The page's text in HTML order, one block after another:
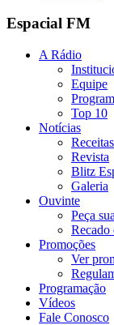
Espacial FM
A Rádio
Equipe
Top 10
Notícias
Receitas
Revista
Blitz
Galeria
Ouvinte
Peça
Promoções
Ver
Programação
Vídeos
Fale Conosco